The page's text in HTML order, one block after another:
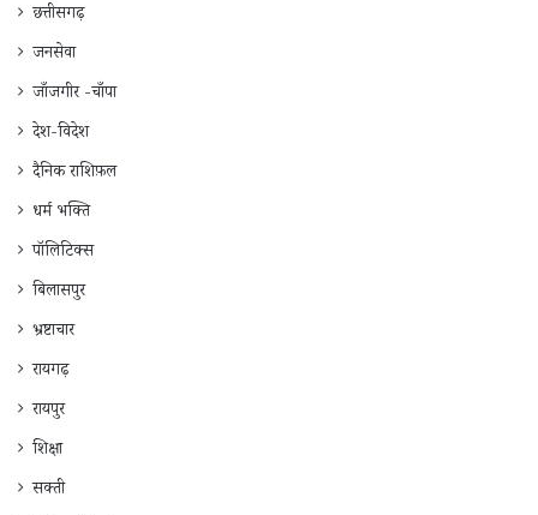
छत्तीसगढ़
जनसेवा
जाँजगीर -चाँपा
देश-विदेश
दैनिक राशिफ़ल
धर्म भक्ति
पॉलिटिक्स
बिलासपुर
भ्रष्टाचार
रायगढ़
रायपुर
शिक्षा
सक्ती